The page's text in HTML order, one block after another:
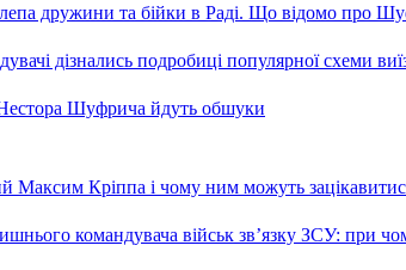
дружини та бійки в Раді. Що відомо про
дізнались подробиці популярної схеми
Шуфрича йдуть обшуки
Максим Кріппа і чому ним можуть
командувача військ зв’язку ЗСУ: при